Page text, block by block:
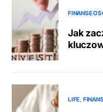
FINANSE
Jak
LIFE